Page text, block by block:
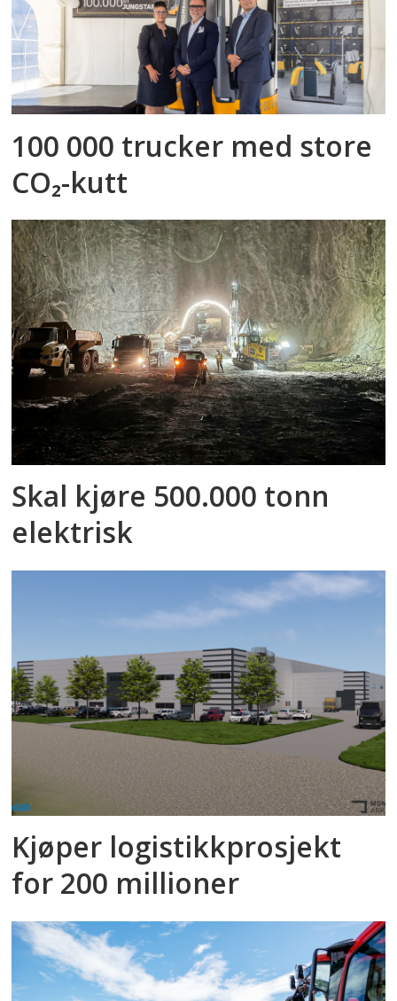
100 000 trucker med store
CO₂-kutt
Skal kjøre 500.000 tonn
elektrisk
Kjøper logistikkprosjekt
for 200 millioner